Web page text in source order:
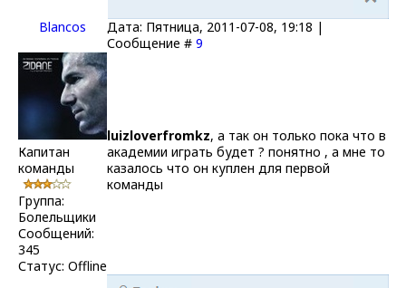
Blancos
Дата: Пятница, 2011-07-08, 19:18 |
Сообщение # 9
Капитан
команды
Группа:
Болельщики
Сообщений:
345
Статус: Offline
luizloverfromkz, а так он только пока что в
академии играть будет ? понятно , а мне то
казалось что он куплен для первой
команды